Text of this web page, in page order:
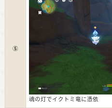
⑤
魂の灯でイクトミ竜に憑依